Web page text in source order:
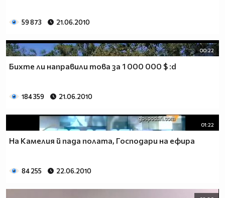
59 873 21.06.2010
00:22
Бихте ли направили това за 1 000 000 $ :d
184 359 21.06.2010
01:22
На Камелия й пада полата, Господари на ефира
84 255 22.06.2010